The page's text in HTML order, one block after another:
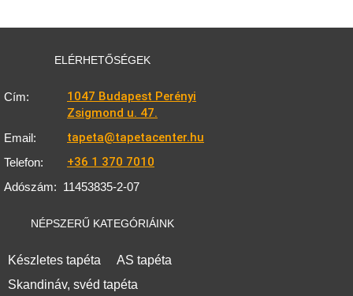
ELÉRHETŐSÉGEK
Cím:
1047 Budapest Perényi
Zsigmond u. 47.
Email: tapeta@tapetacenter.hu
Telefon: +36 1 370 7010
Adószám: 11453835-2-07
NÉPSZERŰ KATEGÓRIÁINK
Készletes tapéta
AS tapéta
Skandináv, svéd tapéta